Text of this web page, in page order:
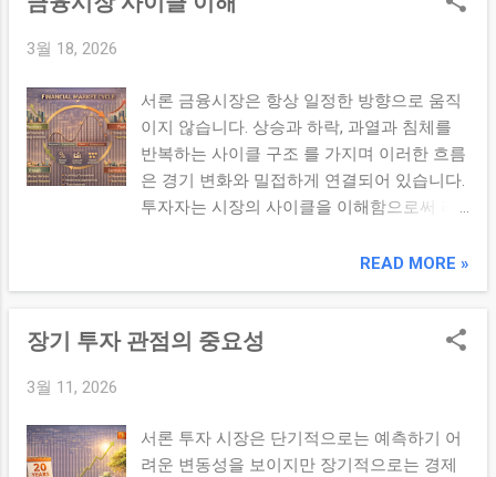
정 4. 투자자가 자주 하는 실수 주가 상승만
및 에너지 자산 → 인플레이션 헤지 수단 배
당주 및 실물 자산 → 방어적 투자 역할 현금
가치 하락 → 자산 배분 전략 중요성 증가 3.
경기 사이클과 섹터 로테이션 경기 단계 유망
섹터 투자 접근 방식 회복기 경기민감주, 기
재 주식 비중 유지 침체기 헬스케어, 필수소
비재 방어적 포트 구성 4. 정책 변화와 시장
격 상승 가능 재정정책 확대 → 특정 산업 성
의 방향성을 결정하는 핵심 변수입니다. 거시
경제 흐름을 이해하고 이에 맞...
3월 18, 2026
서론 금융시장은 항상 일정한 방향으로 움직
이지 않습니다. 상승과 하락, 과열과 침체를
반복하는 사이클 구조 를 가지며 이러한 흐름
은 경기 변화와 밀접하게 연결되어 있습니다.
투자자는 시장의 사이클을 이해함으로써 리
립할 수 있습니다. 본론 1. 금융시장 사이클의
의미합니다. 확장기 → 경제 성장과 자산 가
사이클과 금융시장 관계 금융시장은 실제 경
제보다 선행적으로 움직이는 특성 이 있습니
READ MORE »
장기 투자 관점의 중요성
3월 11, 2026
서론 투자 시장은 단기적으로는 예측하기 어
려운 변동성을 보이지만 장기적으로는 경제